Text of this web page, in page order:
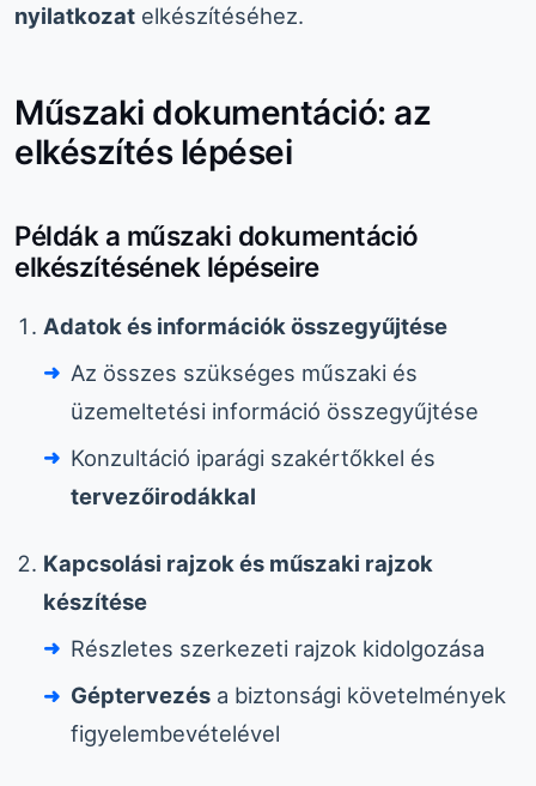
nyilatkozat elkészítéséhez.
Műszaki dokumentáció: az
elkészítés lépései
Példák a műszaki dokumentáció
elkészítésének lépéseire
Adatok és információk összegyűjtése
Az összes szükséges műszaki és
üzemeltetési információ összegyűjtése
Konzultáció iparági szakértőkkel és
tervezőirodákkal
Kapcsolási rajzok és műszaki rajzok
készítése
Részletes szerkezeti rajzok kidolgozása
Géptervezés a biztonsági követelmények
figyelembevételével